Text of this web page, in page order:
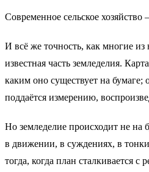
Современное сельское
И всё же точность, как многие
известная часть земледелия.
каким оно существует на бумаге;
поддаётся измерению,
Но земледелие происходит не на
в движении, в суждениях, в
тогда, когда план сталкивается с